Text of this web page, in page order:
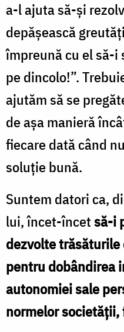
a-l ajuta să-şi
depăşească
împreună cu el să-i
pe dincolo!”.
ajutăm să se
de aşa manieră
fiecare dată când
soluţie bună.
Suntem datori ca,
lui, încet-încetsă-i
dezvolte
pentru dobândirea
autonomiei sale
normelor societăţii,